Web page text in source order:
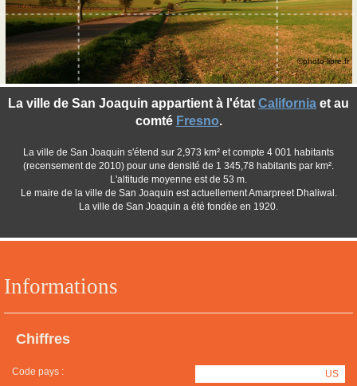
Informations
Chiffres
Code pays : US
La ville de San Joaquin appartient à l'état California et au
comté Fresno.
La ville de San Joaquin s'étend sur 2,973 km² et compte 4 001 habitants
(recensement de 2010) pour une densité de 1 345,78 habitants par km².
L'altitude moyenne est de 53 m.
Le maire de la ville de San Joaquin est actuellement Amarpreet Dhaliwal.
La ville de San Joaquin a été fondée en 1920.
©photo-libre.fr